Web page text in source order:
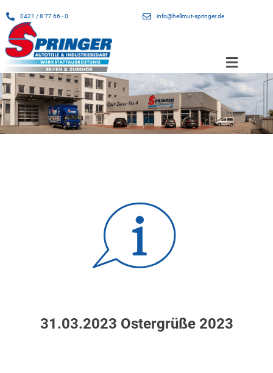
0421 / 8 77 66 - 0 info@hellmut-springer.de
31.03.2023 Ostergrüße 2023